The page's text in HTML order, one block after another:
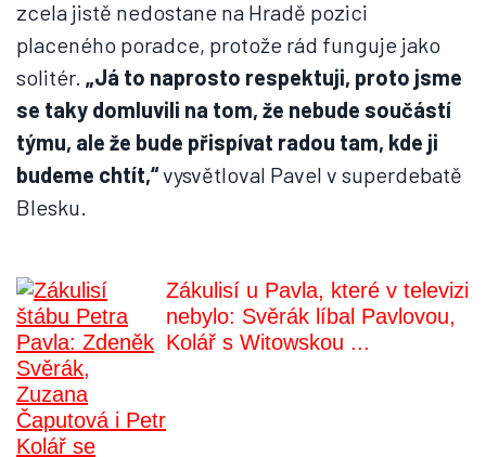
zcela jistě nedostane na Hradě pozici
placeného poradce, protože rád funguje jako
solitér. „Já to naprosto respektuji, proto jsme
se taky domluvili na tom, že nebude součástí
týmu, ale že bude přispívat radou tam, kde ji
budeme chtít,“vysvětloval Pavel v superdebatě
Blesku.
Zákulisí u Pavla, které v televizi
nebylo: Svěrák líbal Pavlovou,
Kolář s Witowskou ...